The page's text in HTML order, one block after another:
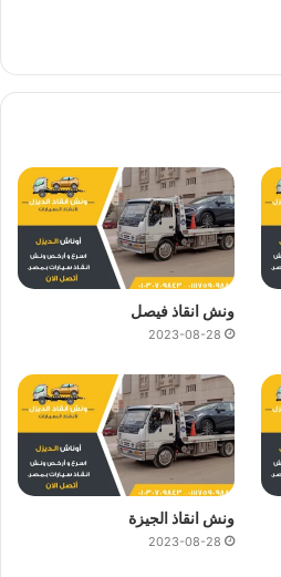
ونش انقاذ فيصل
2023-08-28
ونش انقاذ الجيزة
2023-08-28